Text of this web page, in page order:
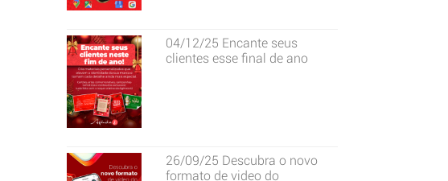
04/12/25 Encante seus
clientes esse final de ano
26/09/25 Descubra o novo
formato de video do